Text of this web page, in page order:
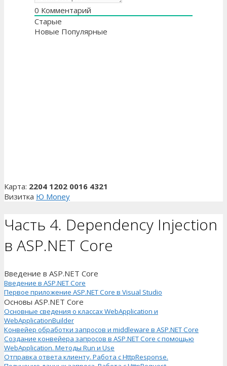
0 Комментарий
Старые
Новые Популярные
Карта: 2204 1202 0016 4321
Визитка Ю Money
Часть 4. Dependency Injection
в ASP.NET Core
Введение в ASP.NET Core
Введение в ASP.NET Core
Первое приложение ASP.NET Core в Visual Studio
Основы ASP.NET Core
Основные сведения о классах WebApplication и
WebApplicationBuilder
Конвейер обработки запросов и middleware в ASP.NET Core
Создание конвейера запросов в ASP.NET Core с помощью
WebApplication. Методы Run и Use
Отправка ответа клиенту. Работа с HttpResponse.